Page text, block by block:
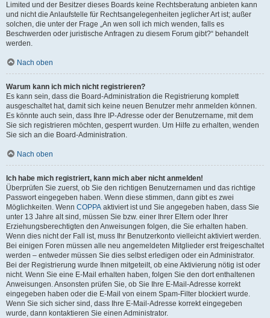
Limited und der Besitzer dieses Boards keine Rechtsberatung anbieten kann
und nicht die Anlaufstelle für Rechtsangelegenheiten jeglicher Art ist; außer
solchen, die unter der Frage „An wen soll ich mich wenden, falls es
Beschwerden oder juristische Anfragen zu diesem Forum gibt?“ behandelt
werden.
Nach oben
Warum kann ich mich nicht registrieren?
Es kann sein, dass die Board-Administration die Registrierung komplett
ausgeschaltet hat, damit sich keine neuen Benutzer mehr anmelden können.
Es könnte auch sein, dass Ihre IP-Adresse oder der Benutzername, mit dem
Sie sich registrieren möchten, gesperrt wurden. Um Hilfe zu erhalten, wenden
Sie sich an die Board-Administration.
Nach oben
Ich habe mich registriert, kann mich aber nicht anmelden!
Überprüfen Sie zuerst, ob Sie den richtigen Benutzernamen und das richtige
Passwort eingegeben haben. Wenn diese stimmen, dann gibt es zwei
Möglichkeiten. Wenn COPPA aktiviert ist und Sie angegeben haben, dass Sie
unter 13 Jahre alt sind, müssen Sie bzw. einer Ihrer Eltern oder Ihrer
Erziehungsberechtigten den Anweisungen folgen, die Sie erhalten haben.
Wenn dies nicht der Fall ist, muss Ihr Benutzerkonto vielleicht aktiviert werden.
Bei einigen Foren müssen alle neu angemeldeten Mitglieder erst freigeschaltet
werden – entweder müssen Sie dies selbst erledigen oder ein Administrator.
Bei der Registrierung wurde Ihnen mitgeteilt, ob eine Aktivierung nötig ist oder
nicht. Wenn Sie eine E-Mail erhalten haben, folgen Sie den dort enthaltenen
Anweisungen. Ansonsten prüfen Sie, ob Sie Ihre E-Mail-Adresse korrekt
eingegeben haben oder die E-Mail von einem Spam-Filter blockiert wurde.
Wenn Sie sich sicher sind, dass Ihre E-Mail-Adresse korrekt eingegeben
wurde, dann kontaktieren Sie einen Administrator.